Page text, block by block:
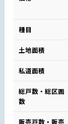
種目
土地面積
私道面積
総戸数・総区画
数
販売戸数・販売